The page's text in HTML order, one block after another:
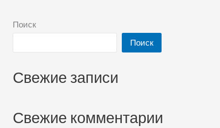
Поиск
Поиск
Свежие записи
Свежие комментарии